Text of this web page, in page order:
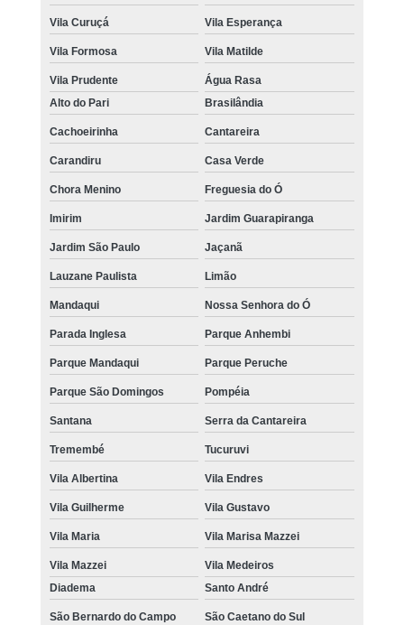
Vila Curuçá Vila Esperança
Vila Formosa Vila Matilde
Vila Prudente
Água Rasa
Alto do Pari
Brasilândia
Cachoeirinha Cantareira
Carandiru Casa Verde
Chora Menino Freguesia do Ó
Imirim Jardim Guarapiranga
Jardim São Paulo Jaçanã
Lauzane Paulista Limão
Mandaqui Nossa Senhora do Ó
Parada Inglesa Parque Anhembi
Parque Mandaqui Parque Peruche
Parque São Domingos Pompéia
Santana Serra da Cantareira
Tremembé Tucuruvi
Vila Albertina Vila Endres
Vila Guilherme Vila Gustavo
Vila Maria Vila Marisa Mazzei
Vila Mazzei
Vila Medeiros
Diadema
Santo André
São Bernardo do Campo
São Caetano do Sul